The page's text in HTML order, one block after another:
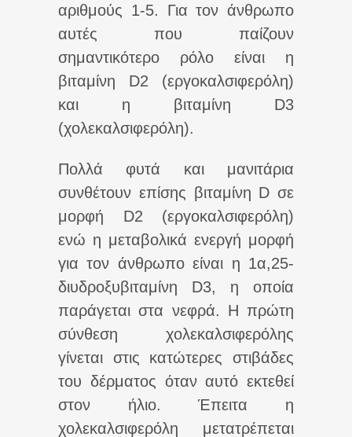
αριθμούς 1-5. Για τον άνθρωπο
αυτές που παίζουν
σημαντικότερο ρόλο είναι η
βιταμίνη D2 (εργοκαλσιφερόλη)
και η βιταμίνη D3
(χολεκαλσιφερόλη).
Πολλά φυτά και μανιτάρια
συνθέτουν επίσης βιταμίνη D σε
μορφή D2 (εργοκαλσιφερόλη)
ενώ η μεταβολικά ενεργή μορφή
για τον άνθρωπο είναι η 1α,25-
διυδροξυβιταμίνη D3, η οποία
παράγεται στα νεφρά. Η πρώτη
σύνθεση χολεκαλσιφερόλης
γίνεται στις κατώτερες στιβάδες
του δέρματος όταν αυτό εκτεθεί
στον ήλιο. Έπειτα η
χολεκαλσιφερόλη μετατρέπεται